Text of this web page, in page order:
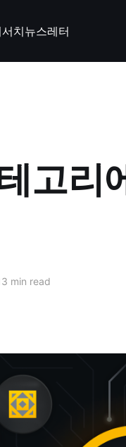
치뉴스레터
고리
min read